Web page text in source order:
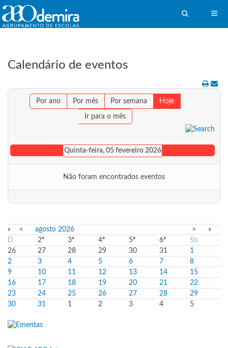
Calendário de eventos
Por ano Por mês Por semana Hoje
Ir para o mês
Quinta-feira, 05 fevereiro 2026
Não foram encontrados eventos
« < agosto 2026 >
»
D
2ª 3ª 4ª 5ª 6ª
Sb
26
27 28 29 30 31
1
2
3 4 5 6 7
8
9
10 11 12 13 14
15
16
17 18 19 20 21
22
23
24 25 26 27 28
29
30
31 1 2 3 4 5